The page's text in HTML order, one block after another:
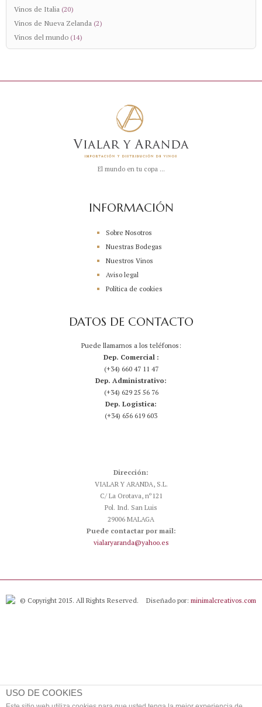
Vinos de Italia (20)
Vinos de Nueva Zelanda (2)
Vinos del mundo (14)
El mundo en tu copa ...
INFORMACIÓN
Sobre Nosotros
Nuestras Bodegas
Nuestros Vinos
Aviso legal
Política de cookies
DATOS DE CONTACTO
Puede llamarnos a los teléfonos:
Dep. Comercial :
(+34) 660 47 11 47
Dep. Administrativo:
(+34) 629 25 56 76
Dep. Logistica:
(+34) 656 619 603
Dirección:
VIALAR Y ARANDA, S.L.
C/ La Orotava, nº121
Pol. Ind. San Luis
29006 MALAGA
Puede contactar por mail:
vialaryaranda@yahoo.es
© Copyright 2015. All Rights Reserved. Diseñado por: minimalcreativos.com
USO DE COOKIES